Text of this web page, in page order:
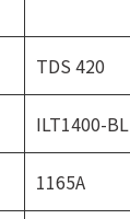
TDS 420
ILT1400-BL
1165A